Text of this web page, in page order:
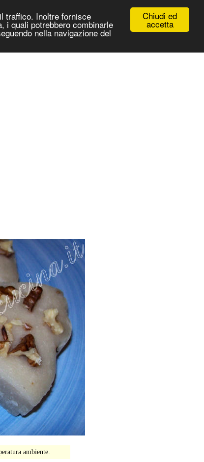
Chiudi ed
accetta
traffico. Inoltre fornisce
i quali potrebbero combinarle
nella navigazione del
ambiente.